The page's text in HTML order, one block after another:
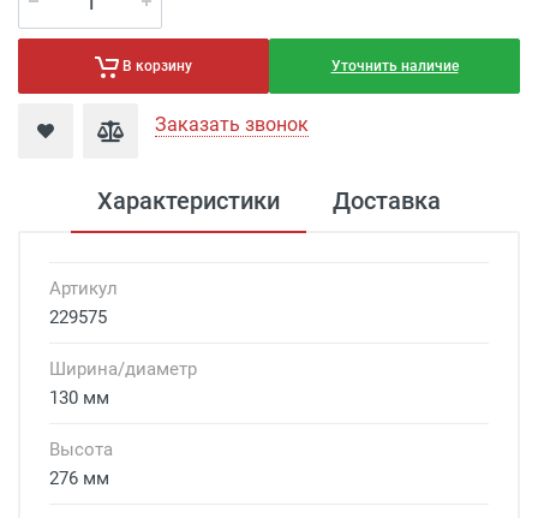
В корзину Уточнить наличие
Заказать звонок
Характеристики Доставка
Артикул
229575
Ширина/диаметр
130 мм
Высота
276 мм